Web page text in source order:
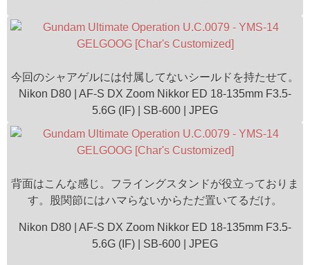
今回のシャアゲルには付属してないシールドを持たせて。
Nikon D80 | AF-S DX Zoom Nikkor ED 18-135mm F3.5-
5.6G (IF) | SB-600 | JPEG
背面はこんな感じ。フライングスタンドが役立っておりま
す。股関節にはハマらないからただ置いてるだけ。
Nikon D80 | AF-S DX Zoom Nikkor ED 18-135mm F3.5-
5.6G (IF) | SB-600 | JPEG